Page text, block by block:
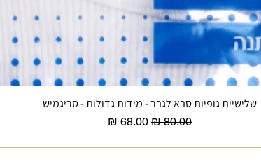
תצוגה מהירה
שלישיית גופיות סבא לגבר - מידות גדולות - סריגמיש
מחיר רגילמחיר מבצע